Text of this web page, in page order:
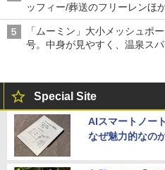
ッフィー/葬送のフリーレンほ
「ムーミン」大小メッシュポ
号。中身が見やすく、温泉ス
Special Site
AIスマートノー
なぜ魅力的なの